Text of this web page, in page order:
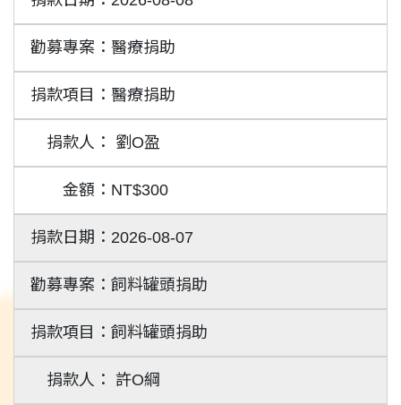
醫療捐助
醫療捐助
劉O盈
NT$300
2026-08-07
飼料罐頭捐助
飼料罐頭捐助
許O綱